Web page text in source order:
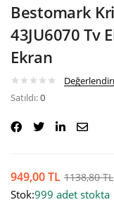
Bestomark
43JU6070 Tv
Ekran
Satıldı:0
949,00TL 1138,80TL
Stok:999 adet stokta